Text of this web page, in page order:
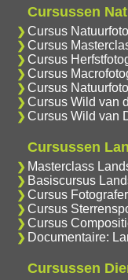
Cursussen
Cursus
Cursus
Cursus
Cursus
Cursus
Cursus Wild van
Cursus Wild van
Cursussen
Masterclass
Basiscursus
Cursus
Cursus
Cursus
Documentaire:
Cursussen